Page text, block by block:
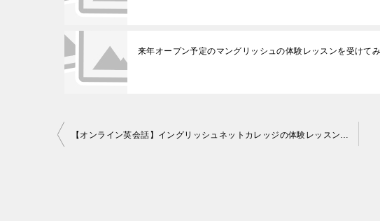
来年オープン予定のマングリッシュの体験レッスンを受けてみ
投
【オンライン英会話】イングリッシュネットカレッジの体験レッスンの感想